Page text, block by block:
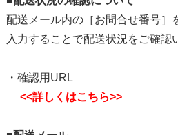
配送メール内の［お問合せ番号］
入力することで配送状況をご確認
・確認用URL
<<詳しくはこちら>>